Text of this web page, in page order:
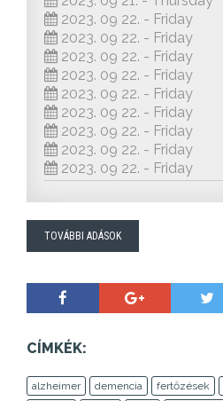
2023. 09 22. - Friday
2023. 09 22. - Friday
2023. 09 22. - Friday
2023. 09 22. - Friday
2023. 09 22. - Friday
2023. 09 22. - Friday
2023. 09 22. - Friday
2023. 09 22. - Friday
2023. 09 22. - Friday
TOVÁBBI ADÁSOK
CÍMKÉK:
alzheimer demencia fertőzések